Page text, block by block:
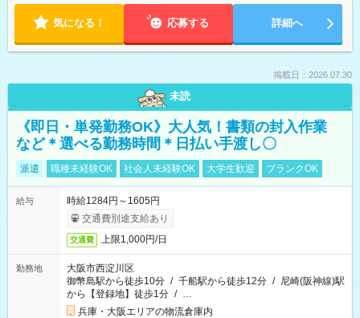
気になる！ 応募する 詳細へ
掲載日：2026.07.30
未読
《即日・単発勤務OK》大人気！書類の封入作業
など＊選べる勤務時間＊日払い手渡し〇
派遣 職種未経験OK 社会人未経験OK 大学生歓迎 ブランクOK
給与
時給1284円～1605円
交通費別途支給あり
交通費 上限1,000円/日
勤務地
大阪市西淀川区
御幣島駅から徒歩10分 / 千船駅から徒歩12分 / 尼崎(阪神線)駅
から【登録地】徒歩1分 / …
兵庫・大阪エリアの物流倉庫内